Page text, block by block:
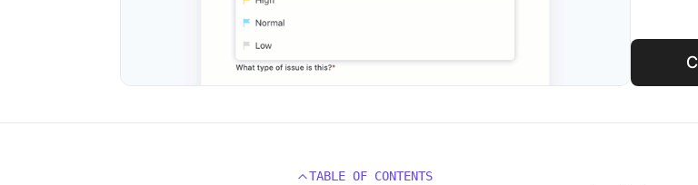
TABLE OF CONTENTS